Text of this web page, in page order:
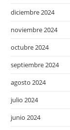
diciembre 2024
noviembre 2024
octubre 2024
septiembre 2024
agosto 2024
julio 2024
junio 2024